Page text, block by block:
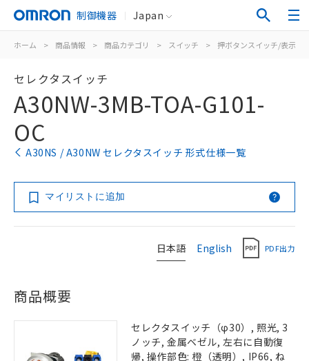
制御機器 Japan
ホーム > 商品情報 > 商品カテゴリ > スイッチ > 押ボタンスイッチ/表示灯
セレクタスイッチ
A30NW-3MB-TOA-G101-
OC
A30NS / A30NW セレクタスイッチ 形式仕様一覧
マイリストに追加
日本語 English PDF出力
商品概要
セレクタスイッチ（φ30）, 照光, 3
ノッチ, 金属ベゼル, 左右に自動復
帰, 操作部色: 橙（透明）, IP66, ね